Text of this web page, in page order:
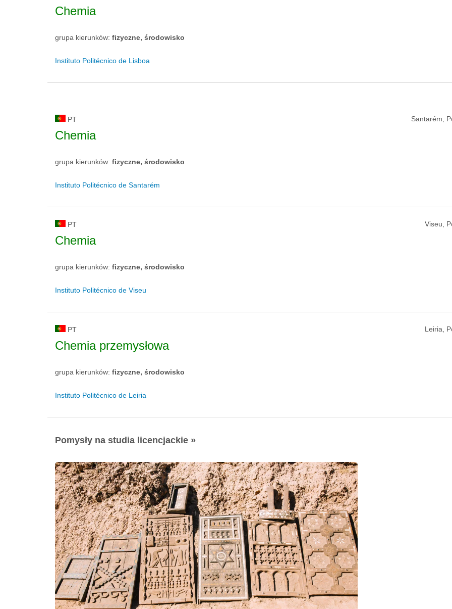
Chemia
grupa kierunków: fizyczne, środowisko
Instituto Politécnico de Lisboa
PT Santarém,
Chemia
grupa kierunków: fizyczne, środowisko
Instituto Politécnico de Santarém
PT Viseu,
Chemia
grupa kierunków: fizyczne, środowisko
Instituto Politécnico de Viseu
PT Leiria,
Chemia przemysłowa
grupa kierunków: fizyczne, środowisko
Instituto Politécnico de Leiria
Pomysły na studia licencjackie »